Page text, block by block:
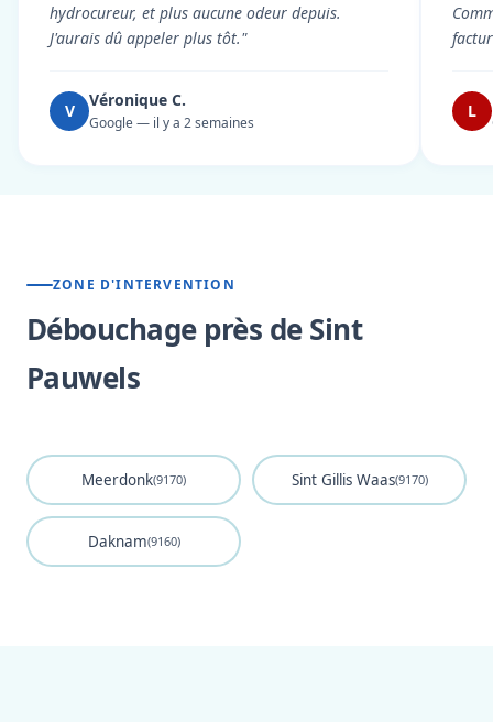
hydrocureur, et plus aucune odeur depuis.
J'aurais dû appeler plus tôt."
V
Véronique C.
Google — il y a 2 semaines
L
ZONE D'INTERVENTION
Débouchage près de Sint
Pauwels
Meerdonk(9170) Sint Gillis Waas(9170)
Daknam(9160)